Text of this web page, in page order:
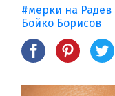
#мерки на Радев
Бойко Борисов